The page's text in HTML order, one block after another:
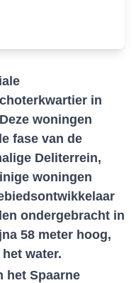
in
woningen
fase van de
Deliterrein,
woningen
ondergebracht in
58 meter hoog,
water.
het Spaarne